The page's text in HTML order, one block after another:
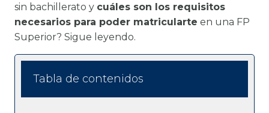
sin bachillerato y cuáles son los requisitos
necesarios para poder matricularte en una FP
Superior? Sigue leyendo.
Tabla de contenidos